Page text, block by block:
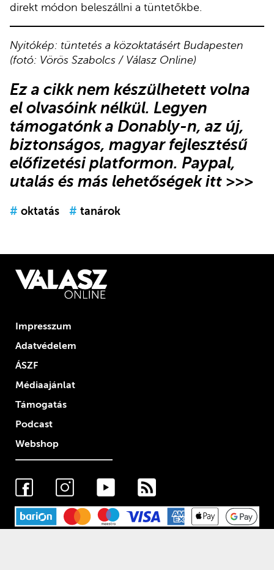
direkt módon beleszállni a tüntetőkbe.
Nyitókép: tüntetés a közoktatásért Budapesten
(fotó: Vörös Szabolcs / Válasz Online)
Ez a cikknem készülhetett volna
el olvasóink nélkül. Legyen
támogatónka Donably-n, az új,
biztonságos, magyar fejlesztésű
előfizetési platformon. Paypal,
utalás és más lehetőségek itt >>>
# oktatás # tanárok
Impresszum
Adatvédelem
ÁSZF
Médiaajánlat
Támogatás
Podcast
Webshop